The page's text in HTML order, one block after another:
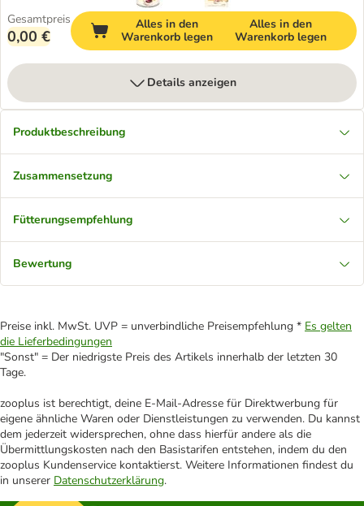
Gesamtpreis
0,00 €
Alles in den
Warenkorb legen
Alles in den
Warenkorb legen
Details anzeigen
Produktbeschreibung
Zusammensetzung
Fütterungsempfehlung
Bewertung
Preise inkl. MwSt. UVP = unverbindliche Preisempfehlung * Es gelten
die Lieferbedingungen
"Sonst" = Der niedrigste Preis des Artikels innerhalb der letzten 30
Tage.
zooplus ist berechtigt, deine E-Mail-Adresse für Direktwerbung für
eigene ähnliche Waren oder Dienstleistungen zu verwenden. Du kannst
dem jederzeit widersprechen, ohne dass hierfür andere als die
Übermittlungskosten nach den Basistarifen entstehen, indem du den
zooplus Kundenservice kontaktierst. Weitere Informationen findest du
in unserer Datenschutzerklärung.